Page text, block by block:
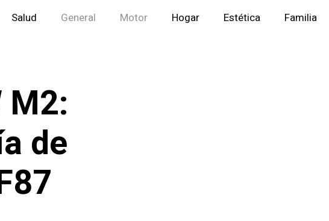
Salud General Motor Hogar Estética Familia
M2:
de